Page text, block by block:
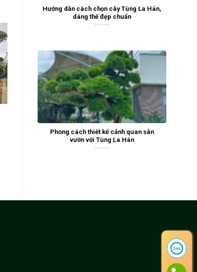
Hướng dẫn cách chọn cây Tùng La Hán,
dáng thế đẹp chuẩn
Phong cách thiết kế cảnh quan sân
vườn với Tùng La Hán
Tùng La Hán 24625 Tùng La Hán 22158